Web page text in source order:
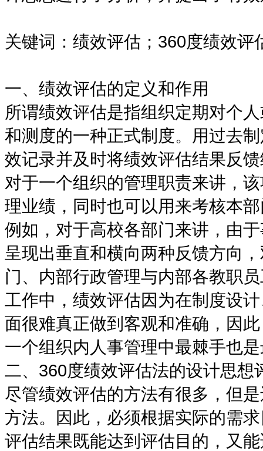
关键词：绩效评估；360度绩效评
一、绩效评估的定义和作用
所谓绩效评估是指组织定期对个
和测度的一种正式制度。用过去
效记录并及时将绩效评估结果反
对于一个组织的管理职责来讲，
理业绩，同时也可以用来考核本
例如，对于高校各部门来讲，由
呈现出垂直和横向两种反馈方向
门、内部行政管理与内部各教职
工作中，绩效评估因为在制度设
面很难真正做到客观和准确，因
一个组织内人事管理中最棘手也
二、360度绩效评估法的设计思想
尽管绩效评估的方法有很多，但
方法。因此，必须根据实际的需
评估结果既能达到评估目的，又